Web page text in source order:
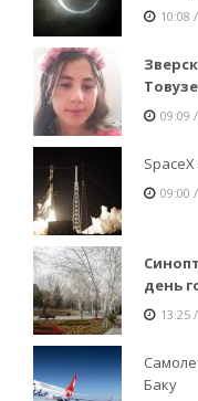
10:08
09:09
09:00
день
13:25
Баку